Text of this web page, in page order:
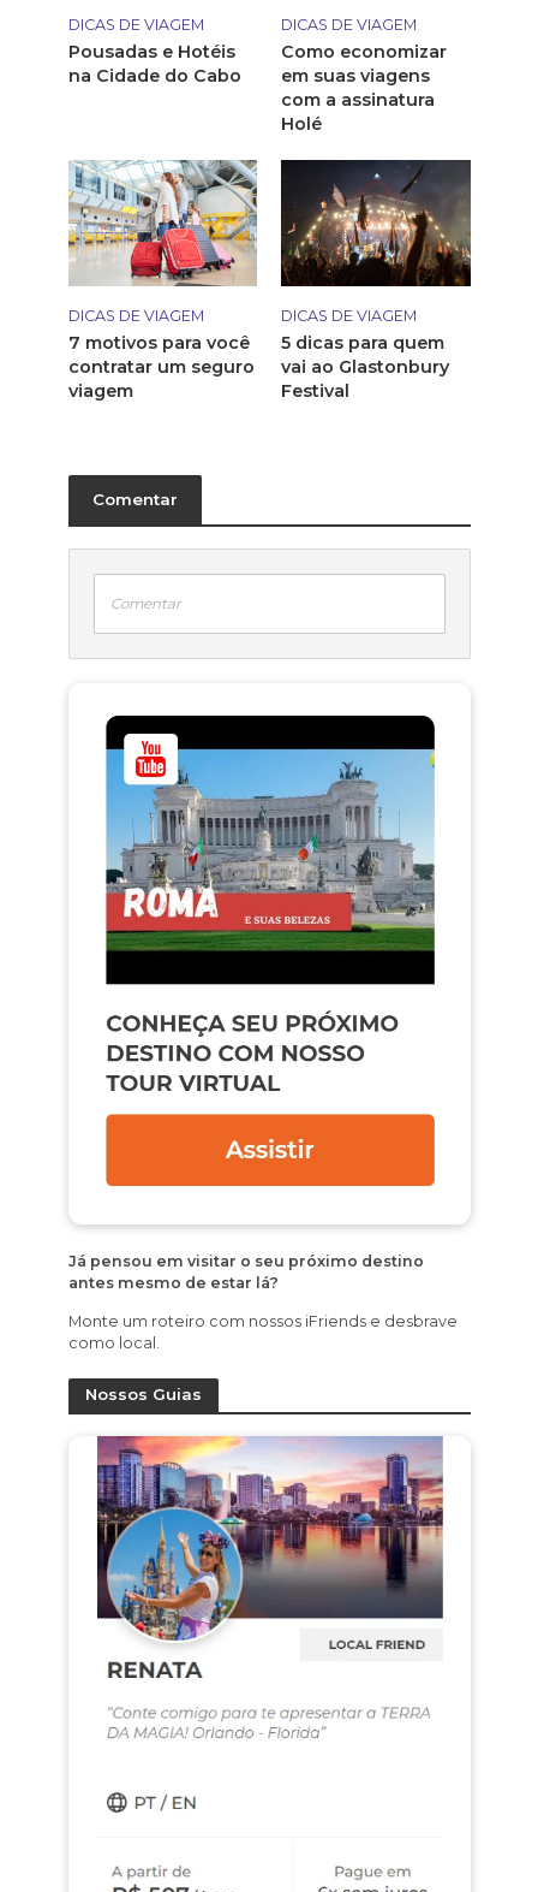
DICAS DE VIAGEM
Pousadas e Hotéis
na Cidade do Cabo
DICAS DE VIAGEM
Como economizar
em suas viagens
com a assinatura
Holé
DICAS DE VIAGEM
7 motivos para você
contratar um seguro
viagem
DICAS DE VIAGEM
5 dicas para quem
vai ao Glastonbury
Festival
Comentar
Comentar
Já pensou em visitar o seu próximo destino
antes mesmo de estar lá?
Monte um roteiro com nossos iFriends e desbrave
como local.
Nossos Guias